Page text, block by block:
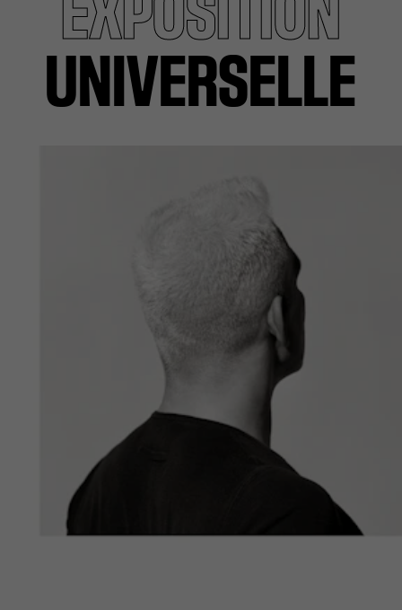
EXPOSITION
UNIVERSELLE